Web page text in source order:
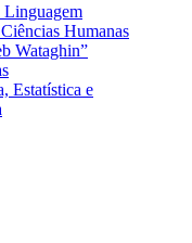
Linguagem
Humanas
Wataghin”
Estatística e